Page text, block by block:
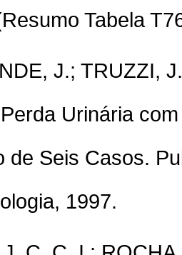
Tabela
J.; TRUZZI,
Urinária
de Seis Casos.
1997.